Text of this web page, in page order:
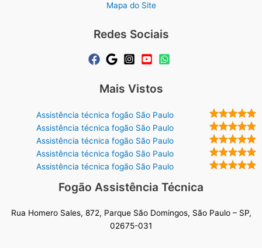
Mapa do Site
Redes Sociais
Mais Vistos
Assistência técnica fogão São Paulo
Assistência técnica fogão São Paulo
Assistência técnica fogão São Paulo
Assistência técnica fogão São Paulo
Assistência técnica fogão São Paulo
Fogão Assistência Técnica
Rua Homero Sales, 872, Parque São Domingos, São Paulo – SP,
02675-031